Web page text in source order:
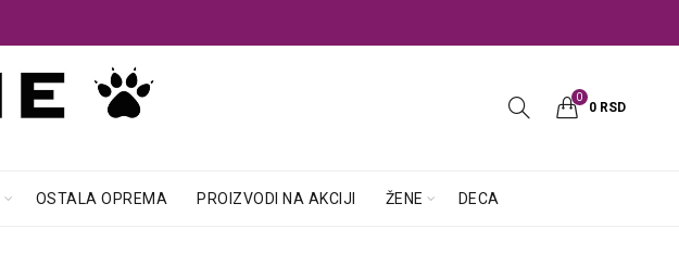
0
0 RSD
OSTALA OPREMA PROIZVODI NA AKCIJI ŽENE DECA